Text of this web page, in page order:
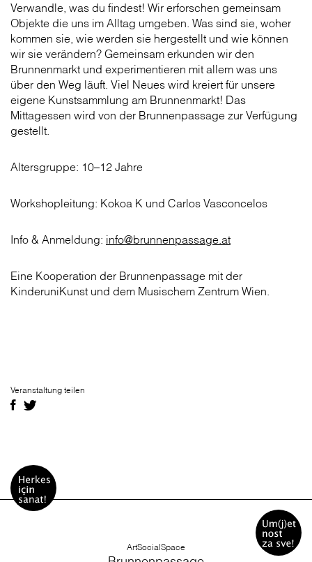
Verwandle, was du findest! Wir erforschen gemeinsam
Objekte die uns im Alltag umgeben. Was sind sie, woher
kommen sie, wie werden sie hergestellt und wie können
wir sie verändern? Gemeinsam erkunden wir den
Brunnenmarkt und experimentieren mit allem was uns
über den Weg läuft. Viel Neues wird kreiert für unsere
eigene Kunstsammlung am Brunnenmarkt! Das
Mittagessen wird von der Brunnenpassage zur Verfügung
gestellt.
Altersgruppe: 10–12 Jahre
Workshopleitung: Kokoa K und Carlos Vasconcelos
Info & Anmeldung: info@brunnenpassage.at
Eine Kooperation der Brunnenpassage mit der
KinderuniKunst und dem Musischem Zentrum Wien.
Veranstaltung teilen
ArtSocialSpace